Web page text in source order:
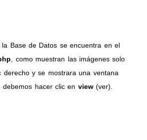
Base de Datos se encuentra en el
, como muestran las imágenes solo
y se mostrara una ventana
hacer clic en view(ver).